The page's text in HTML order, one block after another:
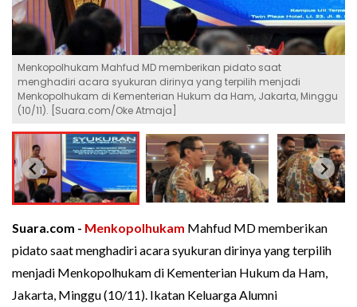
Menkopolhukam Mahfud MD memberikan pidato saat
menghadiri acara syukuran dirinya yang terpilih menjadi
Menkopolhukam di Kementerian Hukum da Ham, Jakarta, Minggu
(10/11). [Suara.com/Oke Atmaja]
Suara.com - Menkopolhukam Mahfud MD memberikan
pidato saat menghadiri acara syukuran dirinya yang terpilih
menjadi Menkopolhukam di Kementerian Hukum da Ham,
Jakarta, Minggu (10/11). Ikatan Keluarga Alumni